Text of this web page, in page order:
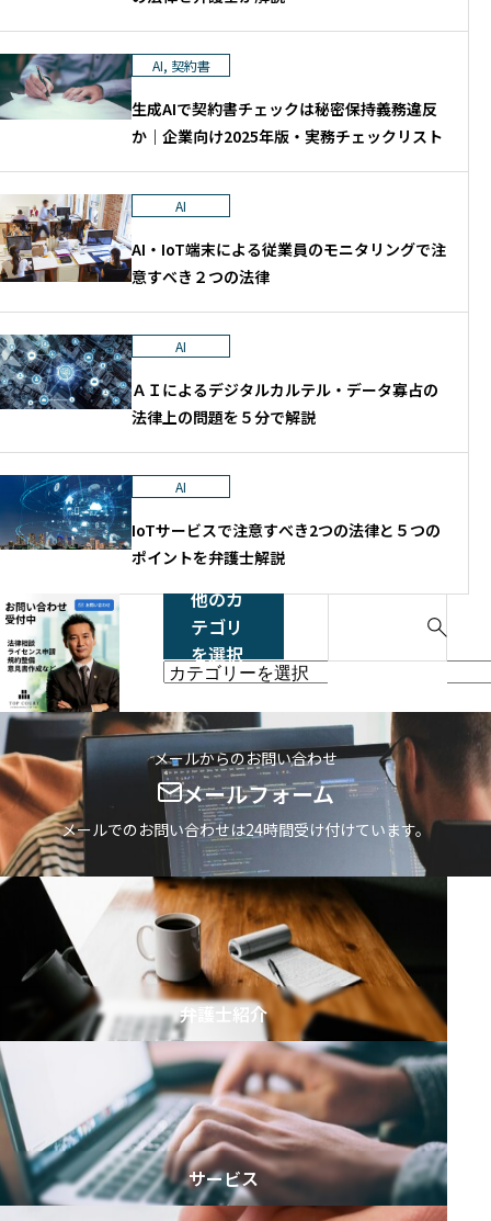
AI, 契約書
生成AIで契約書チェックは秘密保持義務違反
か｜企業向け2025年版・実務チェックリスト
AI
AI・IoT端末による従業員のモニタリングで注
意すべき２つの法律
AI
ＡＩによるデジタルカルテル・データ寡占の
法律上の問題を５分で解説
AI
IoTサービスで注意すべき2つの法律と５つの
ポイントを弁護士解説
他のカ
テゴリ
を選択
他
カ
テ
ゴ
リ
を
選
択
a
r
c
h
f
o
r
メールからのお問い合わせ
メールフォーム
メールでのお問い合わせは24時間受け付けています。
弁護士紹介
サービス